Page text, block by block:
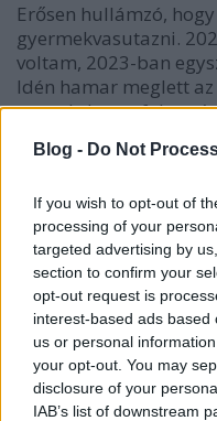
Blog - Do Not
If you wish to opt-out of
processing of your
targeted advertising by
section to confirm your
opt-out request is
interest-based ads
us or personal
your opt-out. You may
disclosure of your
IAB’s list of downstream
Erősen hullámzó,
gyermekvasutazni.
voltam, 2023-ban
Idén hamar meglett
vagyok, lesz-e
hányszor közlekedik
például ő: A…